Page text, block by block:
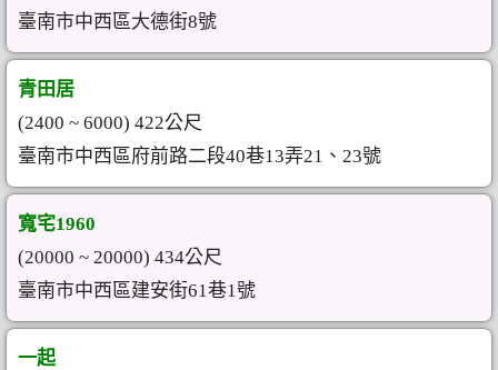
臺南市中西區大德街8號
青田居
(2400 ~ 6000) 422公尺
臺南市中西區府前路二段40巷13弄21、23號
寬宅1960
(20000 ~ 20000) 434公尺
臺南市中西區建安街61巷1號
一起